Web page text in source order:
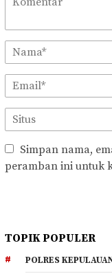
Simpan nama,
peramban ini untuk
TOPIK POPULER
POLRES